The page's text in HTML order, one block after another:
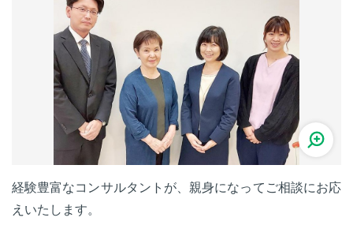
経験豊富なコンサルタントが、親身になってご相談にお応
えいたします。